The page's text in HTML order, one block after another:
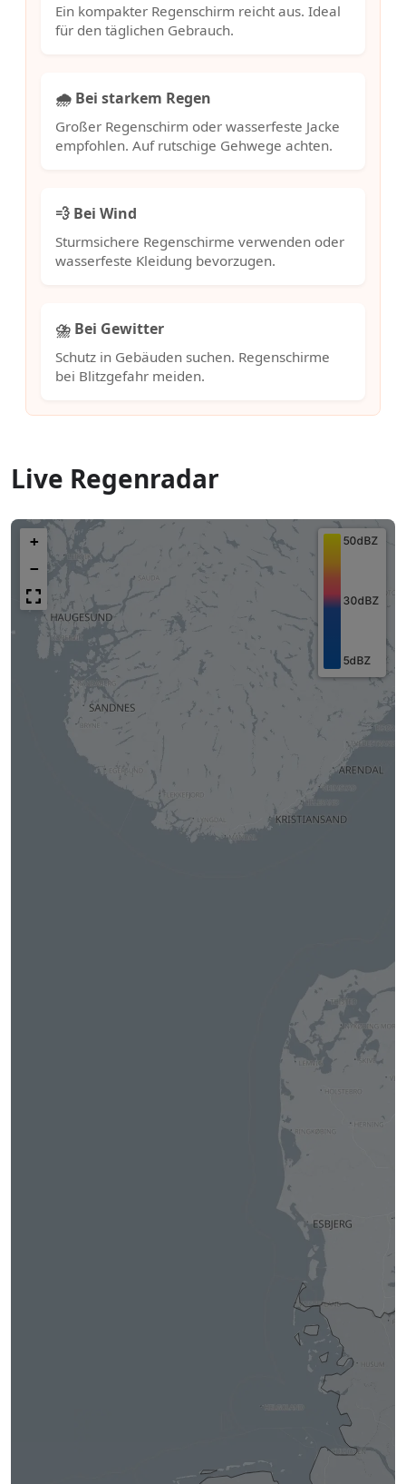
Ein kompakter Regenschirm reicht aus. Ideal
für den täglichen Gebrauch.
🌧️ Bei starkem Regen
Großer Regenschirm oder wasserfeste Jacke
empfohlen. Auf rutschige Gehwege achten.
💨 Bei Wind
Sturmsichere Regenschirme verwenden oder
wasserfeste Kleidung bevorzugen.
⛈️ Bei Gewitter
Schutz in Gebäuden suchen. Regenschirme
bei Blitzgefahr meiden.
Live Regenradar
+
−